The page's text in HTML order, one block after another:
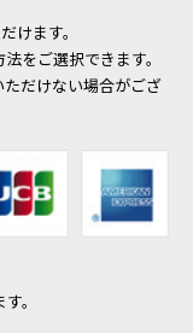
けます。
をご選択できます。
だけない場合がござ
。